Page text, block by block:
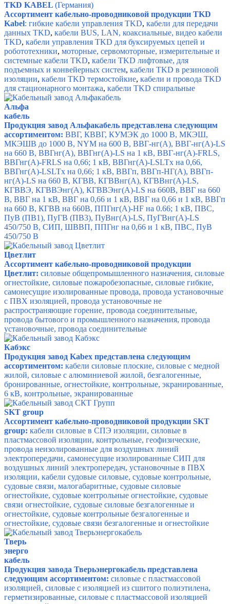
TKD KABEL (Германия)
Ассортимент кабельно-проводниковой продукции TKD
Kabel: гибкие кабели управления TKD, кабели для передачи
данных TKD, кабели BUS, LAN, коаксиальные, видео кабели
TKD, кабели управления TKD для буксируемых цепей и
робототехники, моторные, сервомоторные, измерительные и
системные кабели TKD, кабели TKD лифтовые, для
подъемных и конвейерных систем, кабели TKD в резиновой
изоляции, кабели TKD термостойкие, кабели и провода TKD
для стационарного монтажа, кабели TKD спиральные
Альфа
кабель
Продукция завод Альфакабель представлена следующим
ассортиментом: ВВГ, КВВГ, КУМЭК до 1000 В, МКЭШ,
МКЭШВ до 1000 В, NYM на 600 В, ВВГ-нг(А), ВВГ-нг(А)-LS
на 660 В, ВВГнг(А), ВВГнг(А)-LS на 1 кВ, ВВГ-нг(А)-FRLS,
ВВГнг(А)-FRLS на 0,66; 1 кВ, ВВГнг(А)-LSLTx на 0,66,
ВВГнг(А)-LSLTx на 0,66; 1 кВ, ВВГп, ВВГп-НГ(А), ВВГп-
нг(А)-LS на 660 В, КГВВ, КГВВнг(А), КГВВнг(А)-LS,
КГВВЭ, КГВВЭнг(А), КГВВЭнг(А)-LS на 660В, ВВГ на 660
В, ВВГ на 1 кВ, ВВГ на 0,66 и 1 кВ, ВВГ на 0,66 и 1 кВ, ВВГп
на 660 В, КГВВ на 660В, ППГнг(А)-HF на 0.66; 1 кВ, ПВС,
ПуВ (ПВ1), ПуГВ (ПВ3), ПуВнг(А)-LS, ПуГВнг(А)-LS
450/750 В, СИП, ШВВП, ППГнг на 0,66 и 1 кВ, ПВС, ПуВ
450/750 В
Цветлит
Ассортимент кабельно-проводниковой продукции
Цветлит: силовые общепромышленного назначения, силовые
огнестойкие, силовые пожаробезопасные, силовые гибкие,
самонесущие изолированные провода, провода установочные
с ПВХ изоляцией, провода установочные не
распространяющие горение, провода соединительные,
провода бытового и промышленного назначения, провода
установочные, провода соединительные
Кабэкс
Продукция завод Kabex представлена следующим
ассортиментом: кабели силовые плоские, силовые с медной
жилой, силовые с алюминиевой жилой, безгалогенные,
бронированные, огнестойкие, контрольные, экранированные,
6 кВ, контрольные, экранированные
SKT group
Ассортимент кабельно-проводниковой продукции SKT
group: кабели силовые в СПЭ изоляции, силовые в
пластмассовой изоляции, контрольные, геофизические,
провода неизолированные для воздушных линий
электропередачи, самонесущие изолированные СИП для
воздушных линий электропередач, установочные в ПВХ
изоляции, кабели судовые силовые, судовые контрольные,
судовые связи, малогабаритные, судовые силовые
огнестойкие, судовые контрольные огнестойкие, судовые
связи огнестойкие, судовые силовые безгалогенные и
огнестойкие, судовые контрольные безгалогенные и
огнестойкие, судовые связи безгалогенные и огнестойкие
Тверь
энерго
кабель
Продукция завода Тверьэнергокабель представлена
следующим ассортиментом: силовые с пластмассовой
изоляцией, силовые с изоляцией из сшитого полиэтилена,
герметизированные, силовые с пластмассовой изоляцией